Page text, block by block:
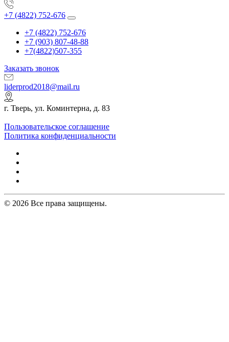
+7 (4822) 752-676
+7 (4822) 752-676
+7 (903) 807-48-88
+7(4822)507-355
Заказать звонок
liderprod2018@mail.ru
г. Тверь, ул. Коминтерна, д. 83
Пользовательское соглашение
Политика конфиденциальности
© 2026 Все права защищены.